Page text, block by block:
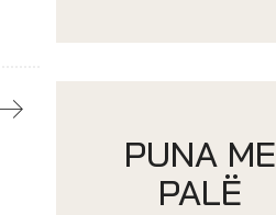
PUNA ME
PALË